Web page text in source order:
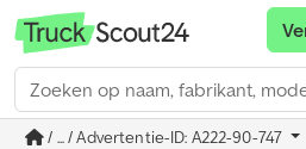
/ ... / Advertentie-ID: A222-90-747